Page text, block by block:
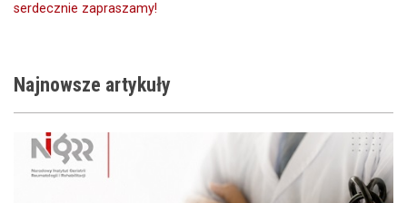
serdecznie zapraszamy!
Najnowsze artykuły